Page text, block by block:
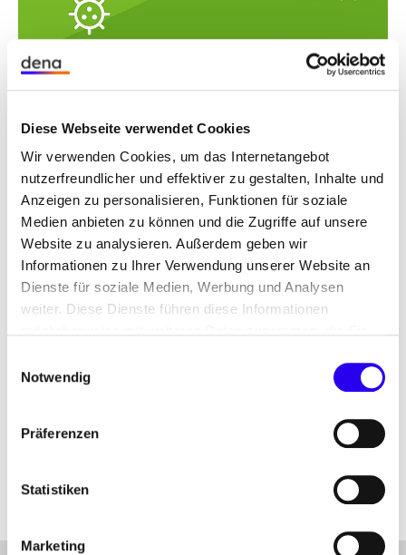
Diese Webseite verwendet Cookies
Wir verwenden Cookies, um das Internetangebot
nutzerfreundlicher und effektiver zu gestalten, Inhalte und
Anzeigen zu personalisieren, Funktionen für soziale
Medien anbieten zu können und die Zugriffe auf unsere
Website zu analysieren. Außerdem geben wir
Informationen zu Ihrer Verwendung unserer Website an
Dienste für soziale Medien, Werbung und Analysen
weiter. Diese Dienste führen diese Informationen
Nutzung der Dienste gesammelt haben.
Notwendig
Präferenzen
Statistiken
Marketing
Der dena-MARKTMONITOR Gebäudesektor
„Perspektiven des Gebäudesektors in der Corona-
Branchen im Kontext der Corona-Krise. Mit dem
vorliegenden Zustandsbericht möchten wir
auch mittel-und langfristig für Konjunkturbelebung,